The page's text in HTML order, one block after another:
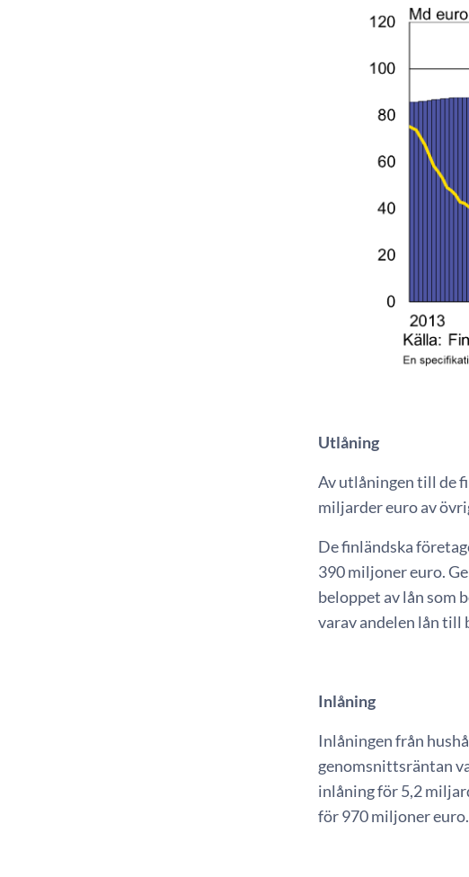
Utlåning
Av utlåningen till de
miljarder euro av
De finländska
390 miljoner euro.
beloppet av lån som
varav andelen lån till
Inlåning
Inlåningen från
genomsnittsräntan
inlåning för 5,2
för 970 miljoner